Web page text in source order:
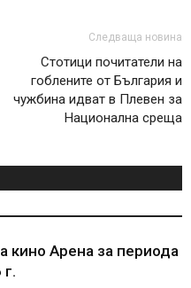
Следваща новина
Стотици почитатели на
гоблените от България и
чужбина идват в Плевен за
Национална среща
кино Арена за периода